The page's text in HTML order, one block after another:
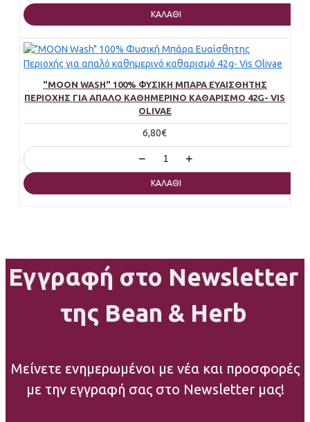
ΚΑΛΆΘΙ
"MOON WASH" 100% ΦΥΣΙΚΉ ΜΠΆΡΑ ΕΥΑΊΣΘΗΤΗΣ
ΠΕΡΙΟΧΉΣ ΓΙΑ ΑΠΑΛΌ ΚΑΘΗΜΕΡΙΝΌ ΚΑΘΑΡΙΣΜΌ 42G- VIS
OLIVAE
6,80€
− +
ΚΑΛΆΘΙ
Εγγραφή στο Newsletter
της Bean & Herb
Μείνετε ενημερωμένοι με νέα και προσφορές
με την εγγραφή σας στο Newsletter μας!